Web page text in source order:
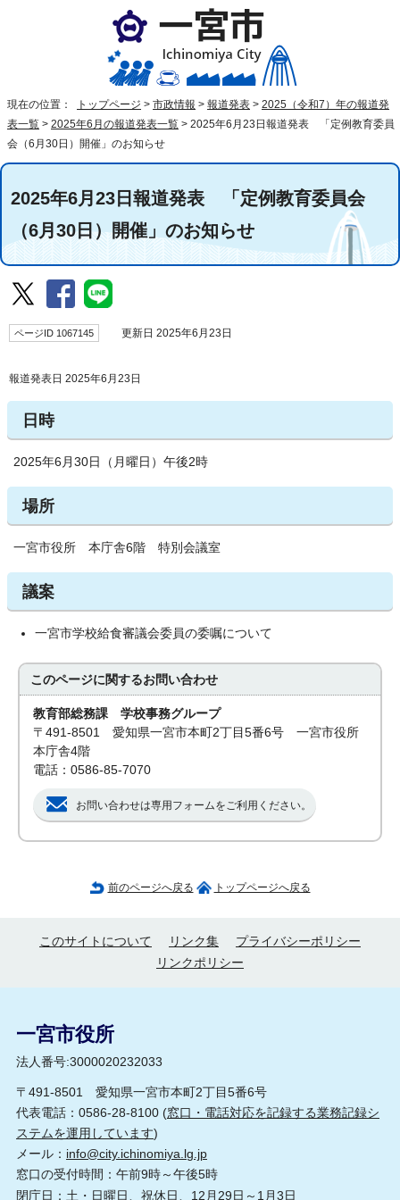
現在の位置： トップページ > 市政情報 > 報道発表 > 2025（令和7）年の報道発
表一覧 > 2025年6月の報道発表一覧 > 2025年6月23日報道発表 「定例教育委員
会（6月30日）開催」のお知らせ
2025年6月23日報道発表 「定例教育委員会
（6月30日）開催」のお知らせ
ページID 1067145 更新日 2025年6月23日
報道発表日 2025年6月23日
日時
2025年6月30日（月曜日）午後2時
場所
一宮市役所 本庁舎6階 特別会議室
議案
一宮市学校給食審議会委員の委嘱について
このページに関するお問い合わせ
教育部総務課 学校事務グループ
〒491-8501 愛知県一宮市本町2丁目5番6号 一宮市役所
本庁舎4階
電話：0586-85-7070
お問い合わせは専用フォームをご利用ください。
前のページへ戻る トップページへ戻る
このサイトについて リンク集
プライバシーポリシー
リンクポリシー
一宮市役所
法人番号:3000020232033
〒491-8501 愛知県一宮市本町2丁目5番6号
代表電話：0586-28-8100 (窓口・電話対応を記録する業務記録シ
ステムを運用しています)
メール： info@city.ichinomiya.lg.jp
窓口の受付時間：午前9時～午後5時
閉庁日：土・日曜日、祝休日、12月29日～1月3日